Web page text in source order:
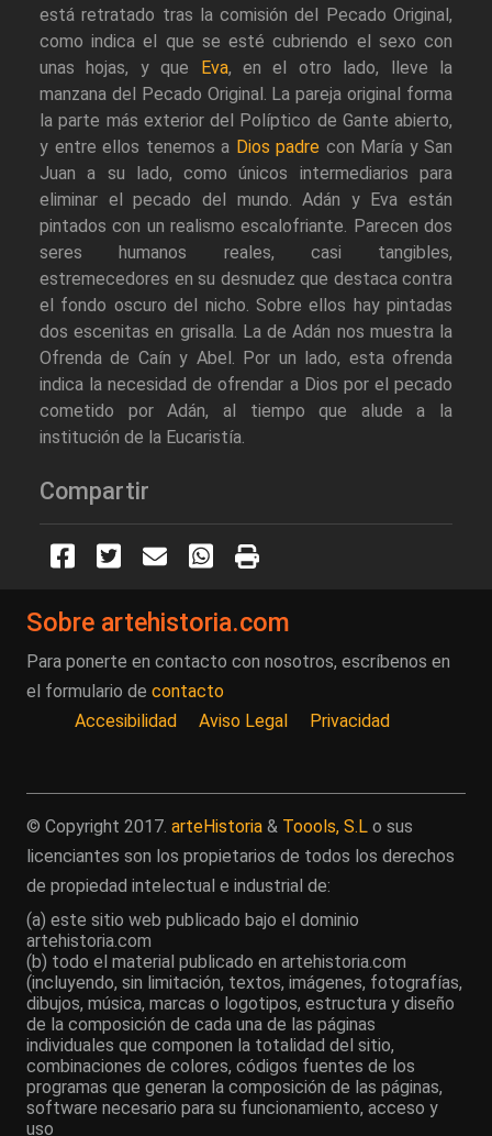
está retratado tras la comisión del Pecado Original,
como indica el que se esté cubriendo el sexo con
unas hojas, y que Eva, en el otro lado, lleve la
manzana del Pecado Original. La pareja original forma
la parte más exterior del Políptico de Gante abierto,
y entre ellos tenemos a Dios padre con María y San
Juan a su lado, como únicos intermediarios para
eliminar el pecado del mundo. Adán y Eva están
pintados con un realismo escalofriante. Parecen dos
seres humanos reales, casi tangibles,
estremecedores en su desnudez que destaca contra
el fondo oscuro del nicho. Sobre ellos hay pintadas
dos escenitas en grisalla. La de Adán nos muestra la
Ofrenda de Caín y Abel. Por un lado, esta ofrenda
indica la necesidad de ofrendar a Dios por el pecado
cometido por Adán, al tiempo que alude a la
institución de la Eucaristía.
Compartir
Sobre artehistoria.com
Para ponerte en contacto con nosotros, escríbenos en
el formulario de contacto
Accesibilidad
Aviso Legal Privacidad
© Copyright 2017. arteHistoria & Toools, S.L o sus
licenciantes son los propietarios de todos los derechos
de propiedad intelectual e industrial de:
(a) este sitio web publicado bajo el dominio
artehistoria.com
(b) todo el material publicado en artehistoria.com
(incluyendo, sin limitación, textos, imágenes, fotografías,
dibujos, música, marcas o logotipos, estructura y diseño
de la composición de cada una de las páginas
individuales que componen la totalidad del sitio,
combinaciones de colores, códigos fuentes de los
programas que generan la composición de las páginas,
software necesario para su funcionamiento, acceso y
uso